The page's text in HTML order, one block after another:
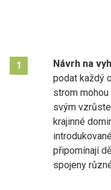
1 Návrh na
podat každý
strom
svým
krajinné
připomínají
spojeny